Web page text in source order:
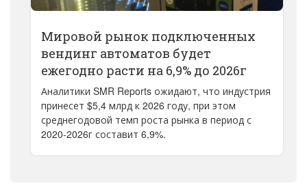
Мировой рынок подключенных
вендинг автоматов будет
ежегодно расти на 6,9% до 2026г
Аналитики SMR Reports ожидают, что индустрия
принесет $5,4 млрд к 2026 году, при этом
среднегодовой темп роста рынка в период с
2020-2026г составит 6,9%.